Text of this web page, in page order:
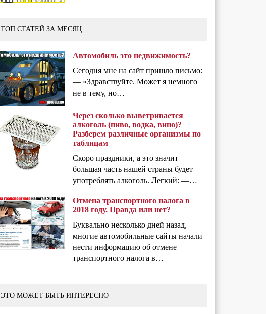
ТОП СТАТЕЙ ЗА МЕСЯЦ
Автомобиль это недвижимость?
Сегодня мне на сайт пришло письмо:
— «Здравствуйте. Может я немного
не в тему, но…
Через сколько выветривается
алкоголь (пиво, водка, вино)?
Разберем различные организмы по
таблицам
Скоро праздники, а это значит —
большая часть нашей страны будет
употреблять алкоголь. Легкий: —…
Отмена транспортного налога в
2018 году. Правда или нет?
Буквально несколько дней назад,
многие автомобильные сайты начали
нести информацию об отмене
транспортного налога в…
ЭТО МОЖЕТ БЫТЬ ИНТЕРЕСНО